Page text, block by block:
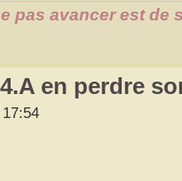
pas avancer est de
en perdre